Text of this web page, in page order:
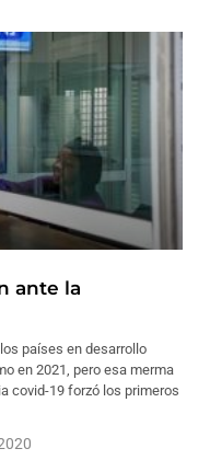
ante la
países en desarrollo
en 2021, pero esa merma
covid-19 forzó los primeros